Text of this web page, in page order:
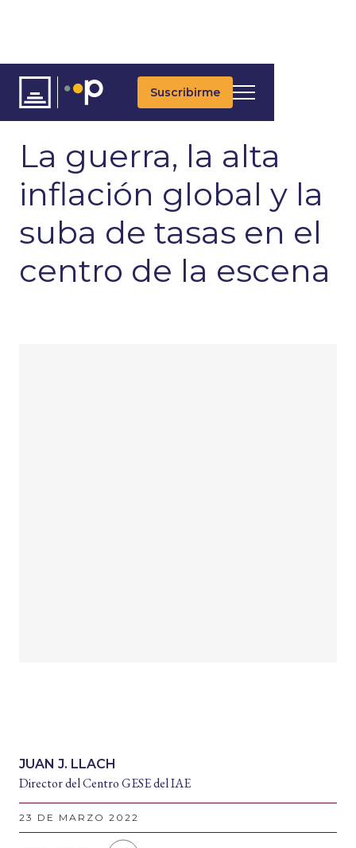
Suscribirme
ARTÍCULOS
La guerra, la alta
inflación global y la
suba de tasas en el
centro de la escena
JUAN J. LLACH
Director del Centro GESE del IAE
23 DE MARZO 2022